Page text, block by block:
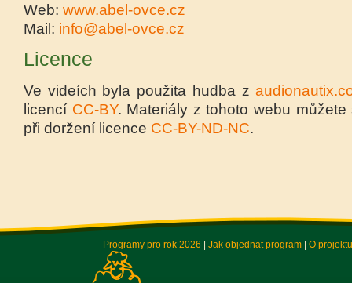
Web: www.abel-ovce.cz
Mail: info@abel-ovce.cz
Licence
Ve videích byla použita hudba z
licencí CC-BY. Materiály z tohoto webu
při doržení licence CC-BY-ND-NC.
Programy pro rok 2026 Jak objednat program O